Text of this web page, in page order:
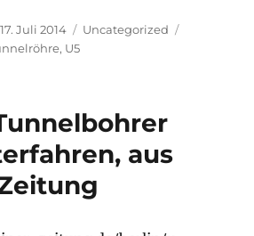
Veröffentlicht
am
17. Juli 2014 Kategorien
Uncategorized
, U5
aus